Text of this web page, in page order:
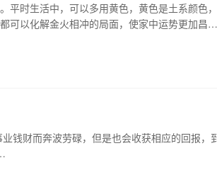
平时生活中，可以多用黄色，黄色是土系颜色，
可以化解金火相冲的局面，使家中运势更加昌顺
钱财而奔波劳碌，但是也会收获相应的回报，